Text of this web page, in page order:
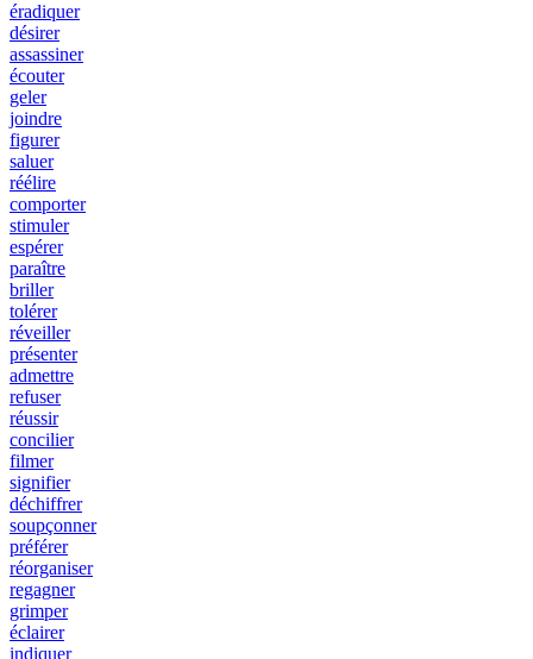
éradiquer
désirer
assassiner
écouter
geler
joindre
figurer
saluer
réélire
comporter
stimuler
espérer
paraître
briller
tolérer
réveiller
présenter
admettre
refuser
réussir
concilier
filmer
signifier
déchiffrer
soupçonner
préférer
réorganiser
regagner
grimper
éclairer
indiquer